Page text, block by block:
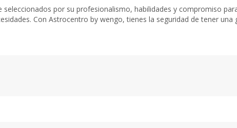
por su profesionalismo, habilidades y compromiso
Con Astrocentro by wengo, tienes la seguridad de tener una